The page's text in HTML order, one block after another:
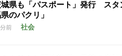
県も「パスポート」発行 ス
のパクリ」
前 社会